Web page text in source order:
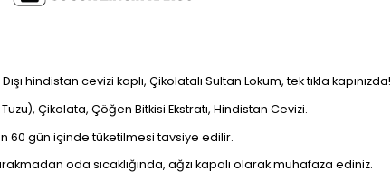
hindistan cevizi kaplı, Çikolatalı Sultan Lokum, tek tıkla kapınızda!
Çikolata, Çöğen Bitkisi Ekstratı, Hindistan Cevizi.
60 gün içinde tüketilmesi tavsiye edilir.
oda sıcaklığında, ağzı kapalı olarak muhafaza ediniz.